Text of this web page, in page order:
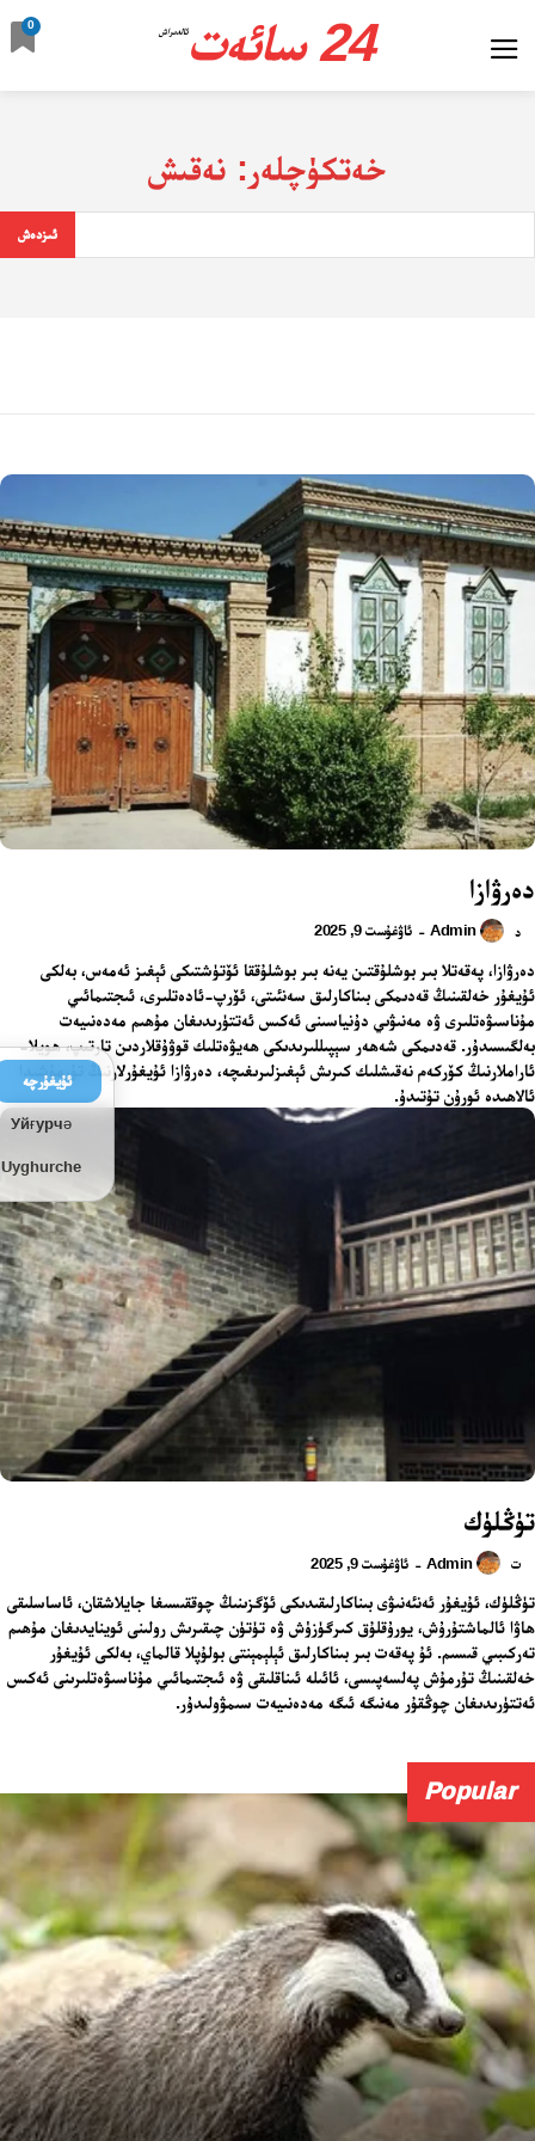
24 سائەت ئالدىراش
0
خەتكۈچلەر: نەقىش
ئىزدەش
دەرۋازا
د Admin
- ئاۋغۇست 9, 2025
دەرۋازا، پەقەتلا بىر بوشلۇقتىن يەنە بىر بوشلۇققا ئۆتۈشتىكى ئېغىز ئەمەس، بەلكى
ئۇيغۇر خەلقىنىڭ قەدىمكى بىناكارلىق سەنئىتى، ئۆرپ-ئادەتلىرى، ئىجتىمائىي
مۇناسىۋەتلىرى ۋە مەنىۋىي دۇنياسىنى ئەكىس ئەتتۈرىدىغان مۇھىم مەدەنىيەت
بەلگىسىدۇر. قەدىمكى شەھەر سېپىللىرىدىكى ھەيۋەتلىك قوۋۇقلاردىن تارتىپ، ھويلا-
ئاراملارنىڭ كۆركەم نەقىشلىك كىرىش ئېغىزلىرىغىچە، دەرۋازا ئۇيغۇرلارنىڭ تۇرمۇشىدا
ئالاھىدە ئورۇن تۇتىدۇ.
تۈڭلۈك
ت Admin
- ئاۋغۇست 9, 2025
تۈڭلۈك، ئۇيغۇر ئەنئەنىۋى بىناكارلىقىدىكى ئۆگزىنىڭ چوققىسىغا جايلاشقان، ئاساسلىقى
ھاۋا ئالماشتۇرۇش، يورۇقلۇق كىرگۈزۈش ۋە تۈتۈن چىقىرىش رولىنى ئوينايدىغان مۇھىم
تەركىبىي قىسىم. ئۇ پەقەت بىر بىناكارلىق ئېلېمېنتى بولۇپلا قالماي، بەلكى ئۇيغۇر
خەلقىنىڭ تۇرمۇش پەلسەپىسى، ئائىلە ئىناقلىقى ۋە ئىجتىمائىي مۇناسىۋەتلىرىنى ئەكىس
ئەتتۈرىدىغان چوڭقۇر مەنىگە ئىگە مەدەنىيەت سىمۋولىدۇر.
Popular
ئۇيغۇرچە
Уйғурчә
Uyghurche